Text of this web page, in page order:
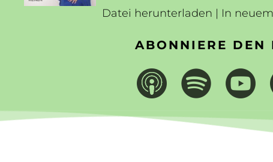
Seconds 30
Datei herunterladen | In
ABONNIERE DEN